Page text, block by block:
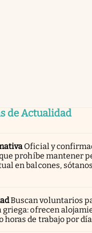
de Actualidad
Oficial y
prohíbe mantener
en balcones,
Buscan voluntarios
griega: ofrecen
horas de trabajo por día